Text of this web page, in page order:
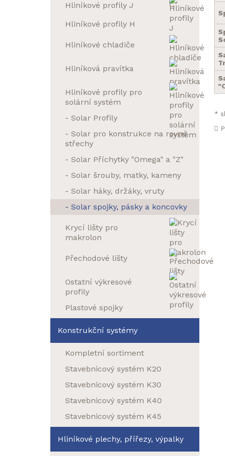
Hliníkové profily J
Hliníkové profily H
Hliníkové chladiče
Hliníková pravítka
Hliníkové profily pro
solární systém
- Solar Profily
- Solar pro konstrukce na rovné
střechy
- Solar Příchytky "Omega" a "Z"
- Solar šrouby, matky, kameny
- Solar háky, držáky, vruty
- Solar spojky, pásky a koncovky
Krycí lišty pro
makrolon
Přechodové lišty
Ostatní výkresové
profily
Plastové spojky
Konstrukční systémy
Kompletní sortiment
Stavebnicový systém K20
Stavebnicový systém K30
Stavebnicový systém K40
Stavebnicový systém K45
Hliníkové plechy, přířezy, výpalky
*